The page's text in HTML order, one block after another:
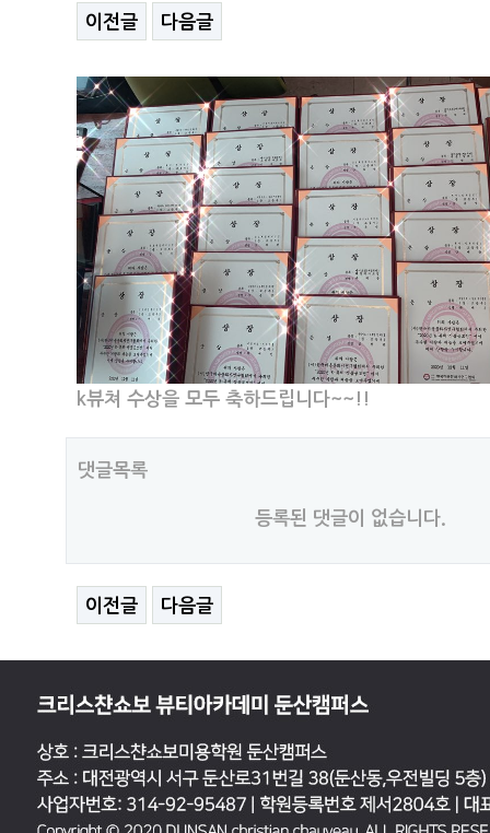
이전글 다음글
본문
k뷰쳐 수상을 모두 축하드립니다~~!!
댓글목록
등록된 댓글이 없습니다.
이전글 다음글